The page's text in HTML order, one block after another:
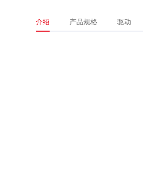
介绍 产品规格 驱动